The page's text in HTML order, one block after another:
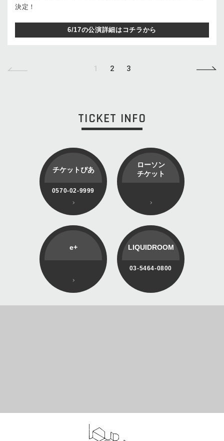
決定！
6/17の公演詳細はコチラから
1 2 3
TICKET INFO
チケットぴあ
0570-02-9999
ローソン
チケット
e+ LIQUIDROOM
03-5464-0800